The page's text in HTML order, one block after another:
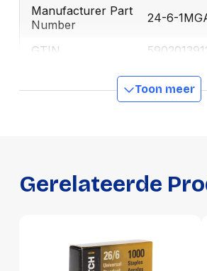
Manufacturer Part
Number
24-6-
GTIN
Productformaat
Gewicht
52 g
Verpakking
Toon meer
Gerelateerde